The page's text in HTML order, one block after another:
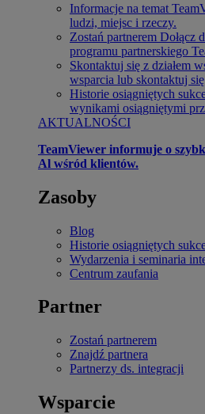
Informacje na temat
ludzi, miejsc i rzeczy.
Zostań partnerem Dołącz
programu partnerskiego
Skontaktuj się z działem
wsparcia lub skontaktuj się
Historie osiągniętych
wynikami osiągniętymi
AKTUALNOŚCI
TeamViewer informuje o
Al wśród klientów.
Zasoby
Blog
Historie osiągniętych
Wydarzenia i seminaria
Centrum zaufania
Partner
Zostań partnerem
Znajdź partnera
Partnerzy ds. integracji
Wsparcie